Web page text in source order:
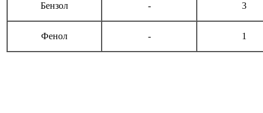
Бензол - 3
Фенол - 1